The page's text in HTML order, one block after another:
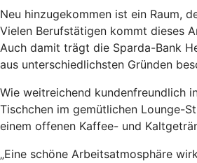
Neu hinzugekommen ist ein Raum,
Vielen Berufstätigen kommt dieses
Auch damit trägt die Sparda-Bank
aus unterschiedlichsten Gründen
Wie weitreichend kundenfreundlich
Tischchen im gemütlichen Lounge-
einem offenen Kaffee- und
„Eine schöne Arbeitsatmosphäre